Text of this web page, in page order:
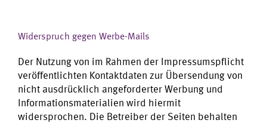
Widerspruch gegen Werbe-Mails
Der Nutzung von im Rahmen der Impressumspflicht
veröffentlichten Kontaktdaten zur Übersendung von
nicht ausdrücklich angeforderter Werbung und
Informationsmaterialien wird hiermit
widersprochen. Die Betreiber der Seiten behalten